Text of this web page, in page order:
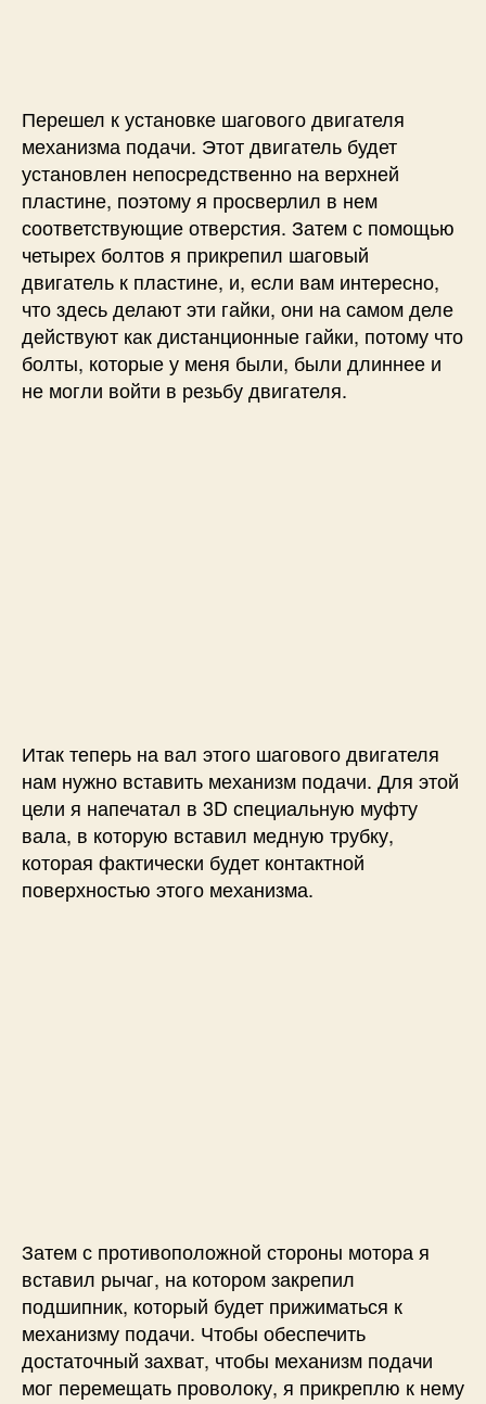
Перешел к установке шагового двигателя
механизма подачи. Этот двигатель будет
установлен непосредственно на верхней
пластине, поэтому я просверлил в нем
соответствующие отверстия. Затем с помощью
четырех болтов я прикрепил шаговый
двигатель к пластине, и, если вам интересно,
что здесь делают эти гайки, они на самом деле
действуют как дистанционные гайки, потому что
болты, которые у меня были, были длиннее и
не могли войти в резьбу двигателя.
Итак теперь на вал этого шагового двигателя
нам нужно вставить механизм подачи. Для этой
цели я напечатал в 3D специальную муфту
вала, в которую вставил медную трубку,
которая фактически будет контактной
поверхностью этого механизма.
Затем с противоположной стороны мотора я
вставил рычаг, на котором закрепил
подшипник, который будет прижиматься к
механизму подачи. Чтобы обеспечить
достаточный захват, чтобы механизм подачи
мог перемещать проволоку, я прикреплю к нему